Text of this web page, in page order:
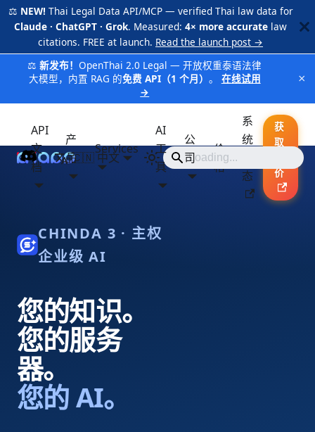
⚖️ NEW! Thai Legal Data API/MCP — verified Thai law data for
Claude · ChatGPT · Grok. Measured: 4× more accurate law
citations. FREE at launch. Read the launch post →
⚖️新发布！OpenThai 2.0 Legal — 开放权重泰语法律
大模型，内置 RAG 的免费 API（1 个月） 。
在线试用
→
×
iApp
API
文
档
产
品
Services
AI
工
具
公
司
价
格
系
统
态
获
取
价
🇨🇳 中文
CHINDA 3 · 主权
企业级 AI
您的知识。
您的服务
器。
您的 AI。